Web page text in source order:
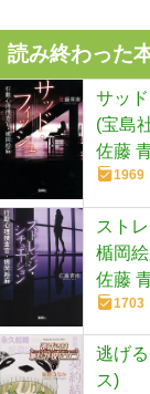
読み終わった
サッ
(宝島
佐藤
1969
スト
楯岡
佐藤
1703
逃げ
ス)